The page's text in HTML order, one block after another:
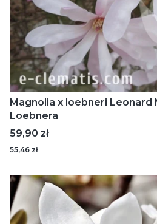
Magnolia x loebneri Leonard
Loebnera
Cena
59,90 zł
55,46 zł